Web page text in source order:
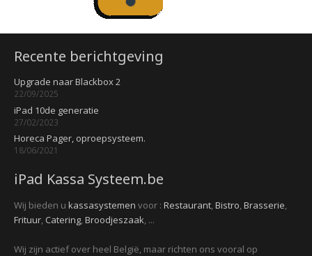
Recente berichtgeving
Upgrade naar Blackbox 2
22/09/2025
iPad 10de generatie
27/02/2023
Horeca Pager, oproepsysteem.
18/06/2021
iPad Kassa Systeem.be
Wij bieden u kassasystemen voor : Restaurant,Bistro,Brasserie,
Frituur, Catering,Broodjeszaak, ...
Wij zijn actief over heel België, maar richten ons vooral op